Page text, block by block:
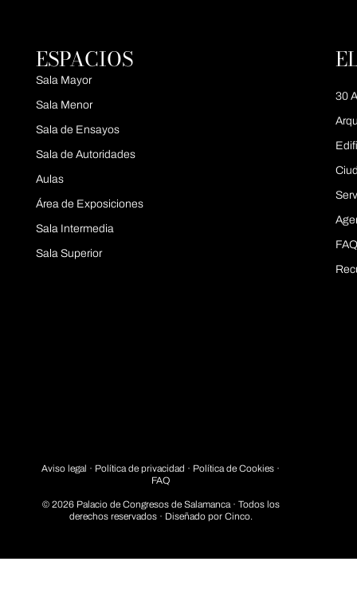
ESPACIOS
Sala Mayor
Sala Menor
Sala de Ensayos
Sala de Autoridades
Aulas
Área de Exposiciones
Sala Intermedia
Sala Superior
30
Aviso legal · Política de privacidad · Política de Cookies ·
FAQ
© 2026 Palacio de Congresos de Salamanca · Todos los
derechos reservados · Diseñado por Cinco.